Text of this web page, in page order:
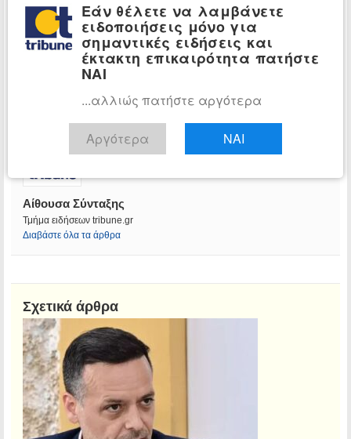
Αίθουσα Σύνταξης
Τμήμα ειδήσεων tribune.gr
Διαβάστε όλα τα άρθρα
Σχετικά άρθρα
Εάν θέλετε να λαμβάνετε
ειδοποιήσεις μόνο για
σημαντικές ειδήσεις και
έκτακτη επικαιρότητα πατήστε
ΝΑΙ
...αλλιώς πατήστε αργότερα
Αργότερα ΝΑΙ